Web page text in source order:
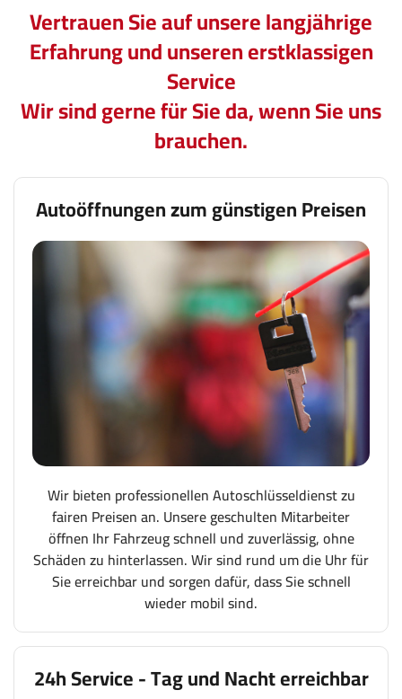
Vertrauen Sie auf unsere langjährige
Erfahrung und unseren erstklassigen
Service
Wir sind gerne für Sie da, wenn Sie uns
brauchen.
Autoöffnungen zum günstigen Preisen
Wir bieten professionellen Autoschlüsseldienst zu
fairen Preisen an. Unsere geschulten Mitarbeiter
öffnen Ihr Fahrzeug schnell und zuverlässig, ohne
Schäden zu hinterlassen. Wir sind rund um die Uhr für
Sie erreichbar und sorgen dafür, dass Sie schnell
wieder mobil sind.
24h Service - Tag und Nacht erreichbar